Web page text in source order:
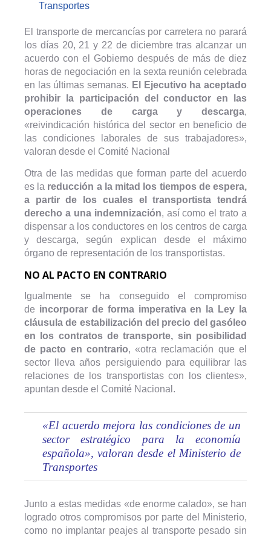
Transportes
El transporte de mercancías por carretera no parará
los días 20, 21 y 22 de diciembre tras alcanzar un
acuerdo con el Gobierno después de más de diez
horas de negociación en la sexta reunión celebrada
en las últimas semanas. El Ejecutivo ha aceptado
prohibir la participación del conductor en las
operaciones de carga y descarga,
«reivindicación histórica del sector en beneficio de
las condiciones laborales de sus trabajadores»,
valoran desde el Comité Nacional
Otra de las medidas que forman parte del acuerdo
es la reducción a la mitad los tiempos de espera,
a partir de los cuales el transportista tendrá
derecho a una indemnización, así como el trato a
dispensar a los conductores en los centros de carga
y descarga, según explican desde el máximo
órgano de representación de los transportistas.
NO AL PACTO EN CONTRARIO
Igualmente se ha conseguido el compromiso
de incorporar de forma imperativa en la Ley la
cláusula de estabilización del precio del gasóleo
en los contratos de transporte, sin posibilidad
de pacto en contrario, «otra reclamación que el
sector lleva años persiguiendo para equilibrar las
relaciones de los transportistas con los clientes»,
apuntan desde el Comité Nacional.
«El acuerdo mejora las condiciones de un
sector estratégico para la economía
española», valoran desde el Ministerio de
Transportes
Junto a estas medidas «de enorme calado», se han
logrado otros compromisos por parte del Ministerio,
como no implantar peajes al transporte pesado sin